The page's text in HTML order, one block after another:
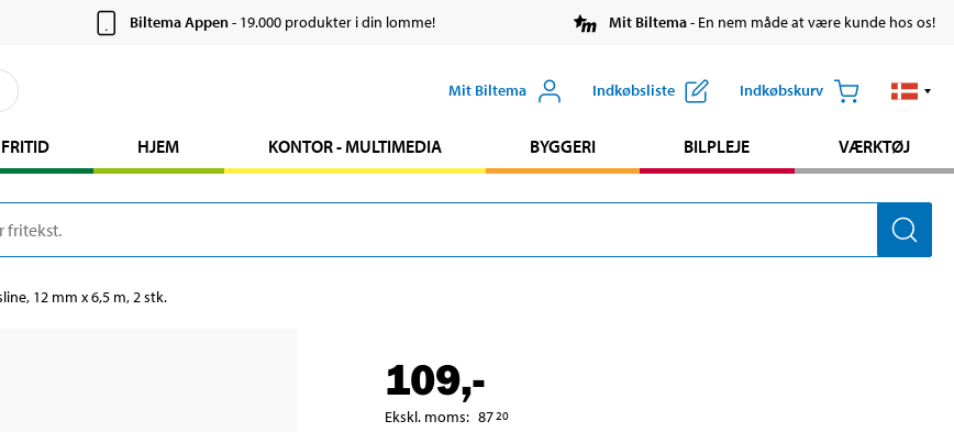
Biltema Appen- 19.000 produkter i din lomme! Mit Biltema- En nem måde at være kunde hos os!
Mit Biltema Indkøbsliste Indkøbskurv
FRITID HJEM KONTOR - MULTIMEDIA BYGGERI BILPLEJE VÆRKTØJ
12 mm x 6,5 m, 2 stk.
109,-
Ekskl. moms: 87 20